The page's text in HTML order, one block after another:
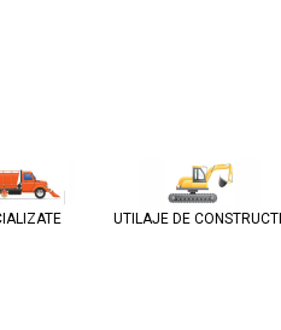
UTILAJE DE CONSTRUCTII